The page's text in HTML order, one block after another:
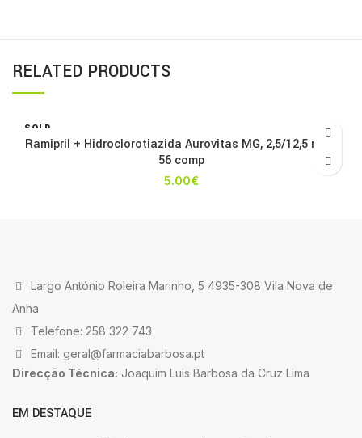
RELATED PRODUCTS
SOLD
OUT
Ramipril + Hidroclorotiazida Aurovitas MG, 2,5/12,5 mg x
56 comp
5.00€
Largo António Roleira Marinho, 5 4935-308 Vila Nova de
Anha
Telefone: 258 322 743
Email: geral@farmaciabarbosa.pt
Direcção Técnica: Joaquim Luis Barbosa da Cruz Lima
EM DESTAQUE